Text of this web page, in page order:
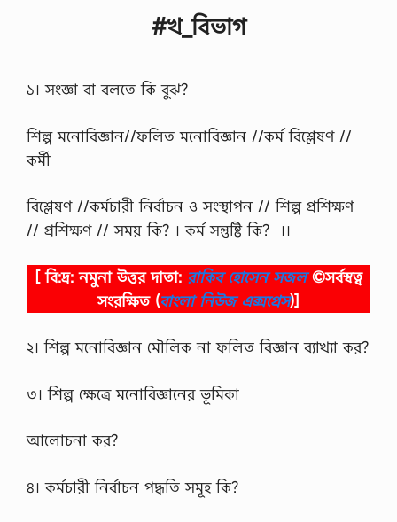
#খ_বিভাগ
১। সংজ্ঞা বা বলতে কি বুঝ?
শিল্প মনোবিজ্ঞান//ফলিত মনোবিজ্ঞান //কর্ম বিশ্লেষণ //
কর্মী
বিশ্লেষণ //কর্মচারী নির্বাচন ও সংস্থাপন // শিল্প প্রশিক্ষণ
// প্রশিক্ষণ // সময় কি? । কর্ম সন্তুষ্টি কি? ।।
[ বি:দ্র: নমুনা উত্তর দাতা: রাকিব হোসেন সজল©সর্বস্বত্ব
সংরক্ষিত (বাংলা নিউজ এক্সপ্রেস)]
২। শিল্প মনোবিজ্ঞান মৌলিক না ফলিত বিজ্ঞান ব্যাখ্যা কর?
৩। শিল্প ক্ষেত্রে মনোবিজ্ঞানের ভূমিকা
আলোচনা কর?
৪। কর্মচারী নির্বাচন পদ্ধতি সমূহ কি?